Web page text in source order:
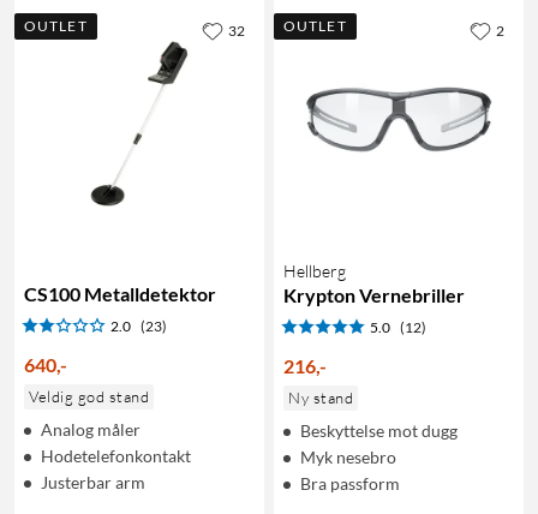
OUTLET
CS100 Metalldetektor
2.0 (23)
640,-
Veldig god stand
Analog måler
Hodetelefonkontakt
Justerbar arm
32 OUTLET
Hellberg
Krypton Vernebriller
5.0 (12)
216,-
Ny stand
Beskyttelse mot dugg
Myk nesebro
Bra passform
2